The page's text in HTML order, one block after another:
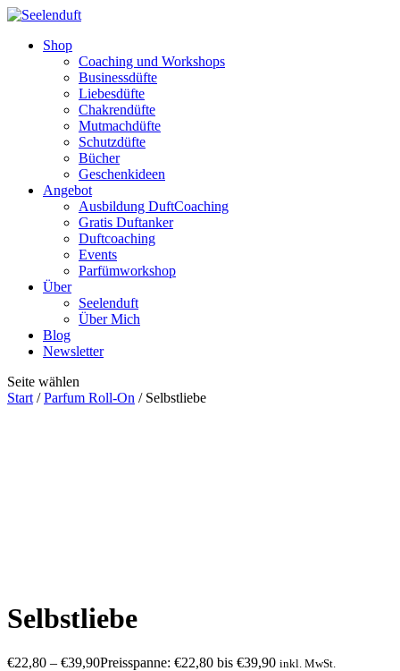
Shop
Coaching und Workshops
Businessdüfte
Liebesdüfte
Chakrendüfte
Mutmachdüfte
Schutzdüfte
Bücher
Geschenkideen
Angebot
Ausbildung DuftCoaching
Gratis Duftanker
Duftcoaching
Events
Parfümworkshop
Über
Seelenduft
Über Mich
Blog
Newsletter
Seite wählen
Start /Parfum Roll-On / Selbstliebe
Selbstliebe
€22,80 – €39,90Preisspanne: €22,80 bis €39,90 inkl. MwSt.